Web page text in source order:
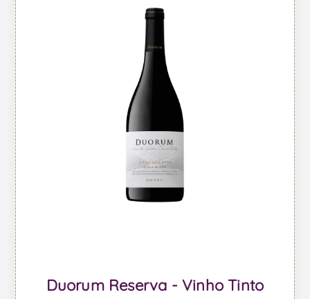
Duorum Reserva - Vinho Tinto